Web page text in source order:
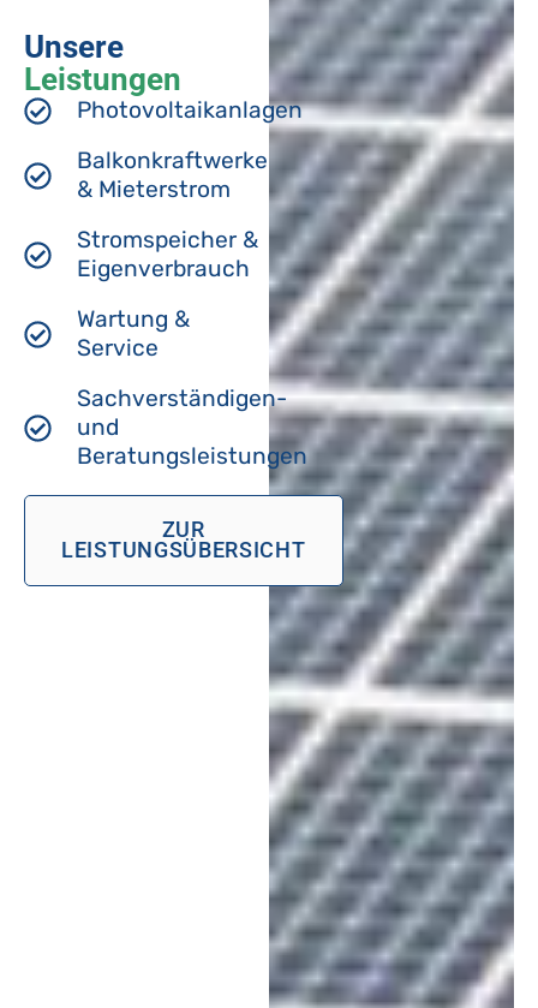
Unsere
Leistungen
Photovoltaikanlagen
Balkonkraftwerke
& Mieterstrom
Stromspeicher &
Eigenverbrauch
Wartung &
Service
Sachverständigen-
und
Beratungsleistungen
ZUR
LEISTUNGSÜBERSICHT